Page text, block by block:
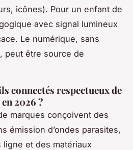
icônes). Pour un enfant de
avec signal lumineux
Le numérique, sans
peut être source de
connectés respectueux de
2026 ?
marques conçoivent des
émission d’ondes parasites,
et des matériaux